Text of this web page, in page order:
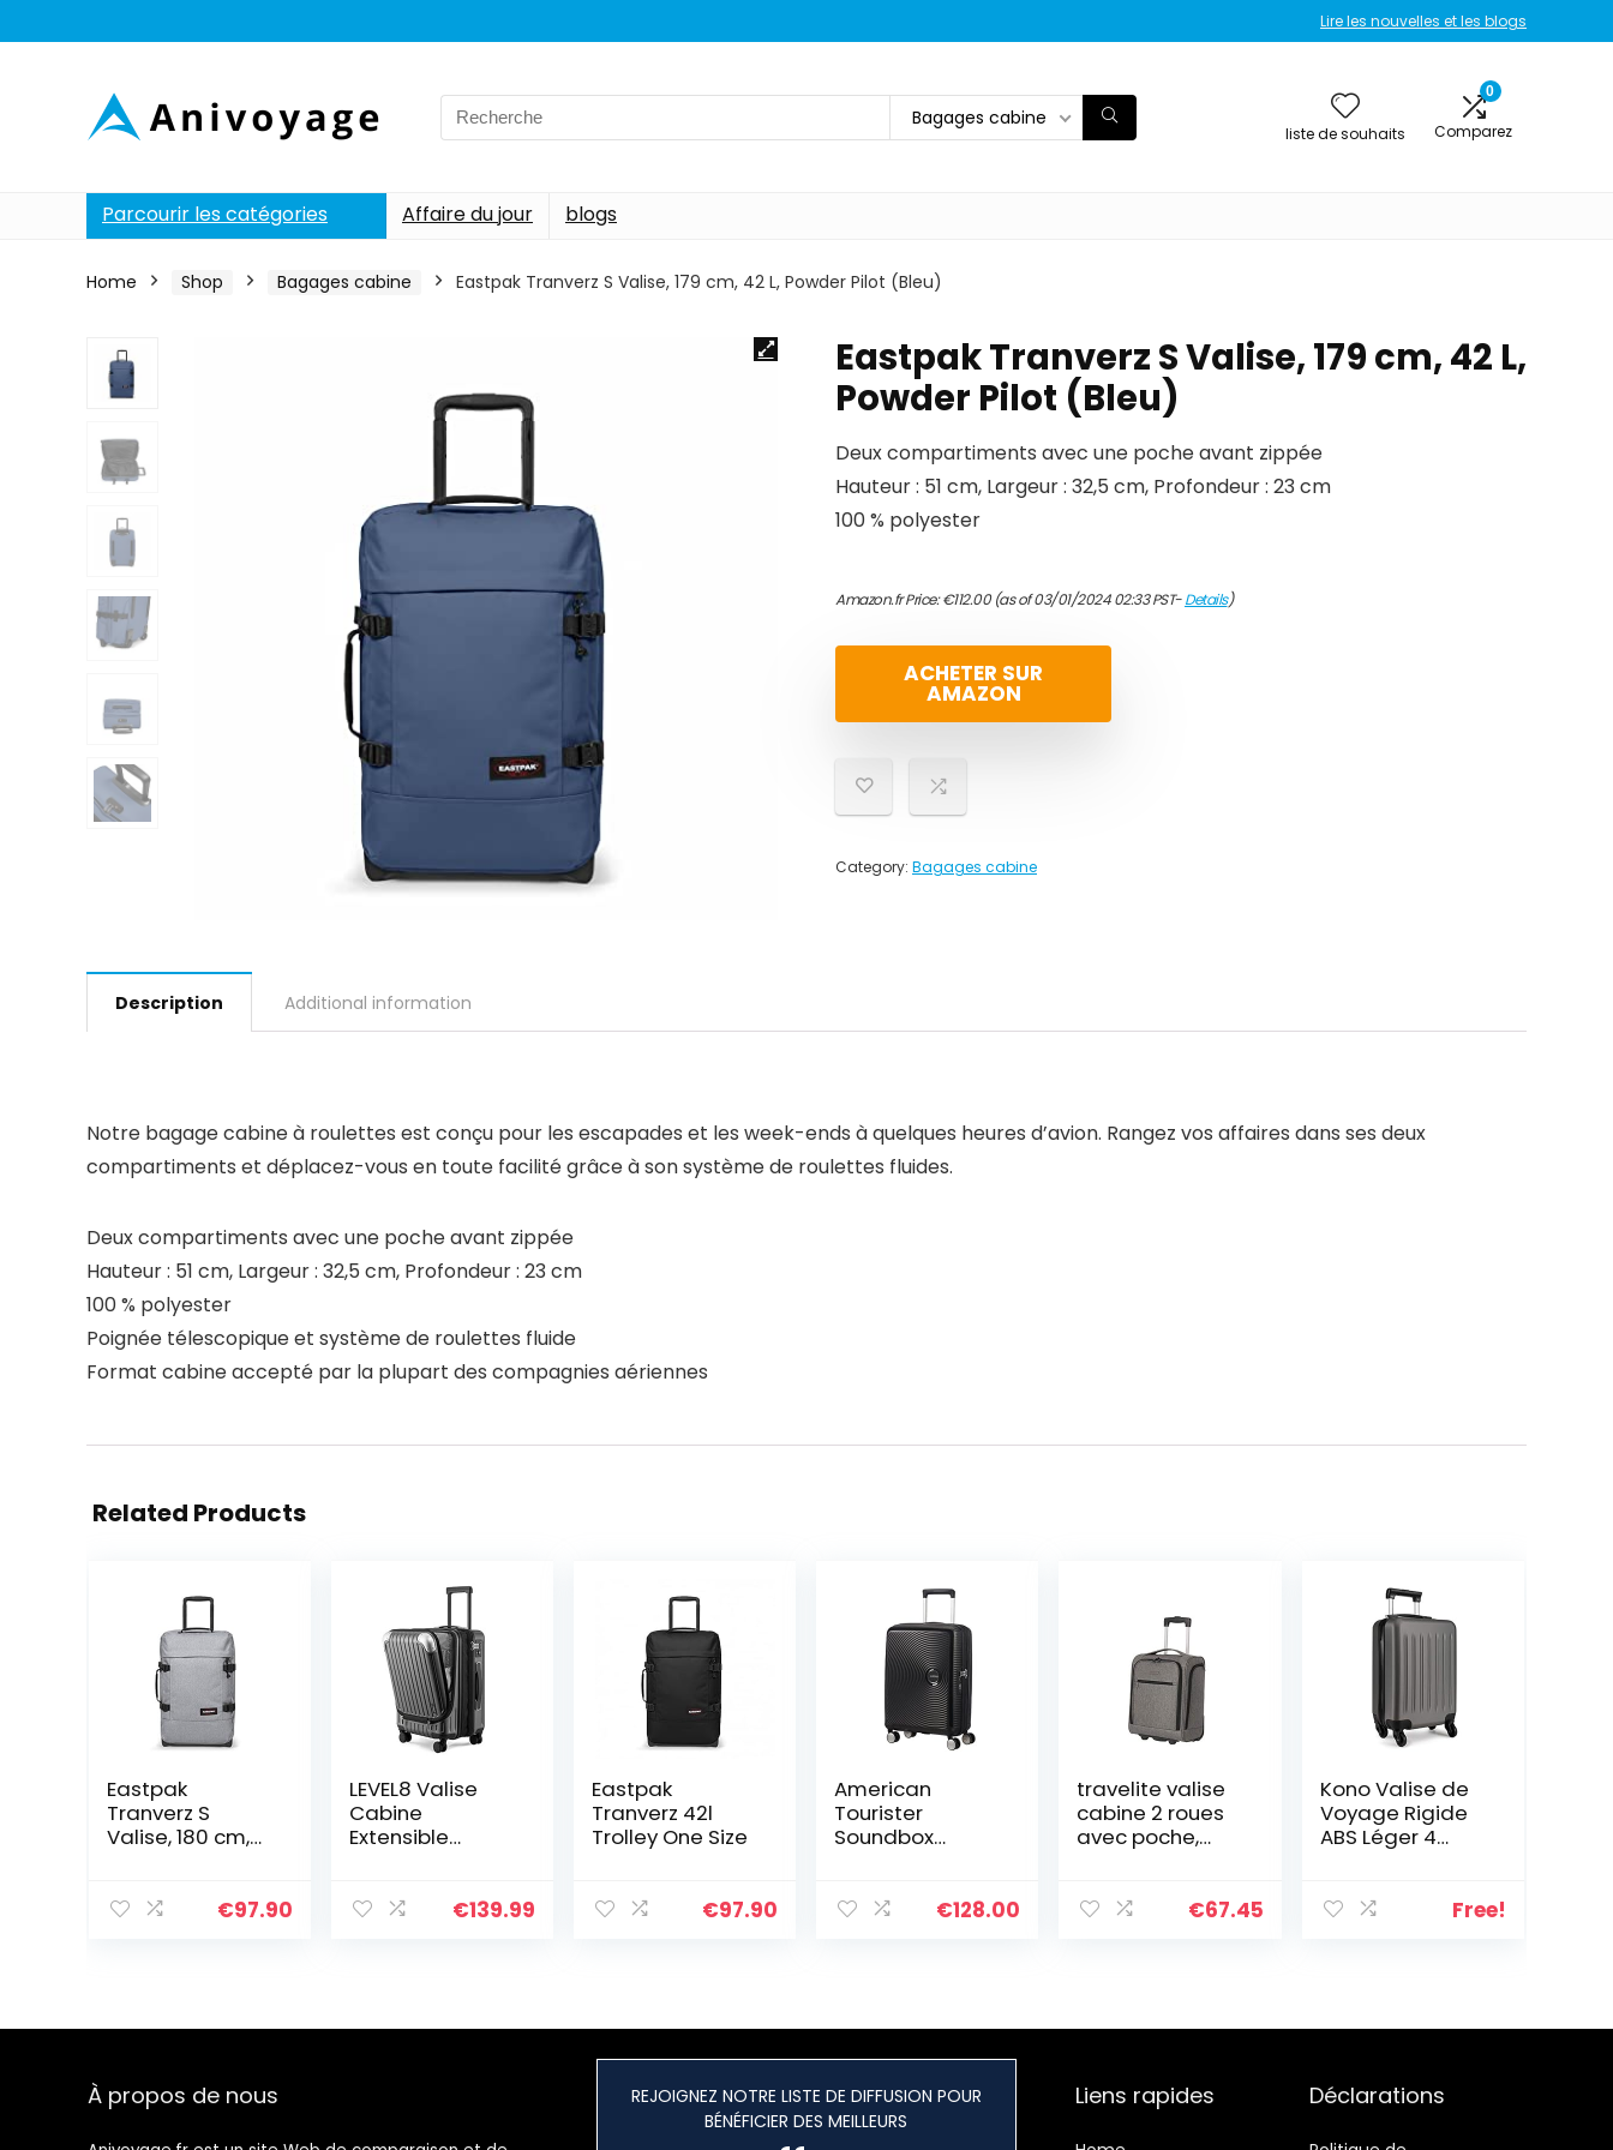
Lire les nouvelles et les blogs
Search
for:
Bagages cabine
liste de souhaits
0
Comparez
Parcourir les catégories Affaire du jour blogs
Home Shop Bagages cabine Eastpak Tranverz S Valise, 179 cm, 42 L, Powder Pilot (Bleu)
Eastpak Tranverz S Valise, 179 cm, 42 L,
Powder Pilot (Bleu)
Deux compartiments avec une poche avant zippée
Hauteur : 51 cm, Largeur : 32,5 cm, Profondeur : 23 cm
100 % polyester
Amazon.fr Price:€112.00(as of 03/01/2024 02:33 PST-Details)
ACHETER SUR
AMAZON
Category: Bagages cabine
Description Additional information
Notre bagage cabine à roulettes est conçu pour les escapades et les week-ends à quelques heures d’avion. Rangez vos affaires dans ses deux
compartiments et déplacez-vous en toute facilité grâce à son système de roulettes fluides.
Deux compartiments avec une poche avant zippée
Hauteur : 51 cm, Largeur : 32,5 cm, Profondeur : 23 cm
100 % polyester
Poignée télescopique et système de roulettes fluide
Format cabine accepté par la plupart des compagnies aériennes
Related Products
Eastpak
Tranverz S
Valise, 180 cm,
€97.90
LEVEL8 Valise
Cabine
Extensible
Rigide Bagages
Serrure TSA,
€139.99
Eastpak
Tranverz 42l
Trolley One Size
€97.90
American
Tourister
Soundbox
41 L, Noir (Bass
€128.00
travelite valise
cabine 2 roues
avec poche,
Underseat :
cm, 28 litres, Gris
€67.45
Kono Valise de
Voyage Rigide
ABS Léger 4
Free!
À propos de nous
REJOIGNEZ NOTRE LISTE DE DIFFUSION POUR
BÉNÉFICIER DES MEILLEURS
Liens rapides Déclarations